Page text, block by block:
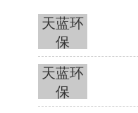
天蓝环
保
天蓝环
保